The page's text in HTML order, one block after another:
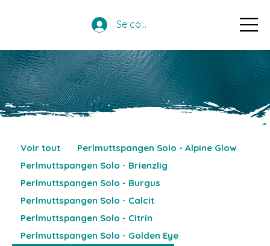
Se connecter
Voir tout
Perlmuttspangen Solo - Alpine Glow
Perlmuttspangen Solo - Brienzlig
Perlmuttspangen Solo - Burgus
Perlmuttspangen Solo - Calcit
Perlmuttspangen Solo - Citrin
Perlmuttspangen Solo - Golden Eye